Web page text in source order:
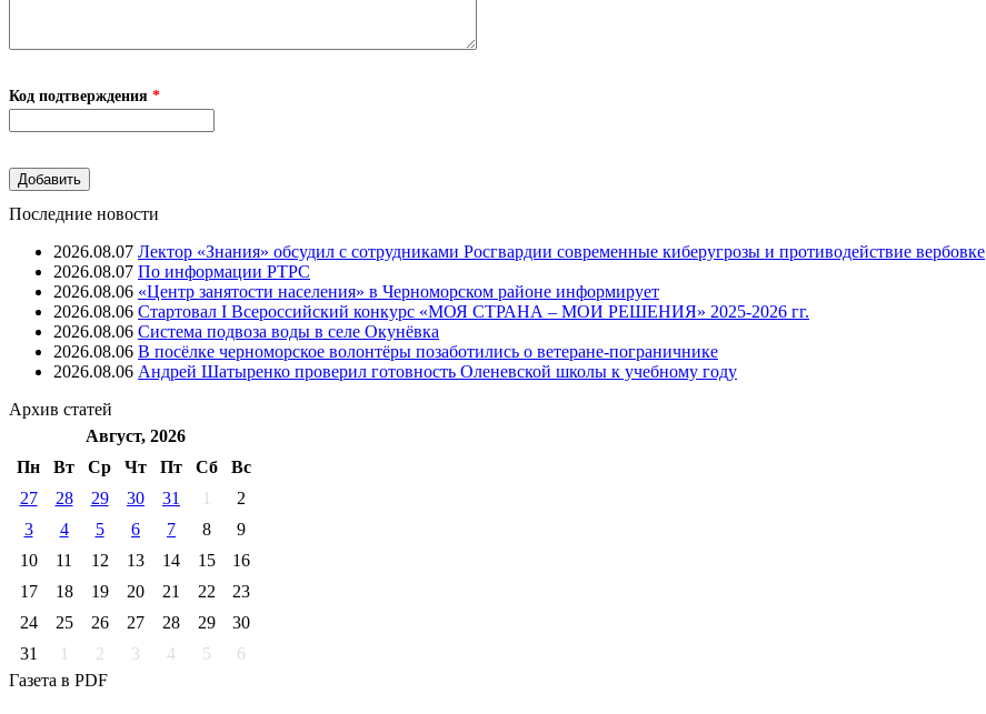
Код подтверждения *
Последние новости
2026.08.07 Лектор «Знания» обсудил с сотрудниками Росгвардии современные киберугрозы и противодействие вербовке
2026.08.07 ⁠По информации РТРС
2026.08.06 «Центр занятости населения» в Черноморском районе информирует
2026.08.06 Стартовал I Всероссийский конкурс «МОЯ СТРАНА – МОИ РЕШЕНИЯ» 2025-2026 гг.
2026.08.06 Система подвоза воды в селе Окунёвка
2026.08.06 В посёлке черноморское волонтёры позаботились о ветеране-пограничнике
2026.08.06 Андрей Шатыренко проверил готовность Оленевской школы к учебному году
Архив статей
Август, 2026
Пн
Вт Ср Чт Пт Cб
Вс
27
28 29 30 31 1
2
3
4 5 6 7 8
9
10
11 12 13 14 15
16
17
18 19 20 21 22
23
24
25 26 27 28 29
30
31
1 2 3 4 5
6
Газета в PDF